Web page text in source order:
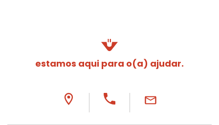
estamos aqui para o(a) ajudar.